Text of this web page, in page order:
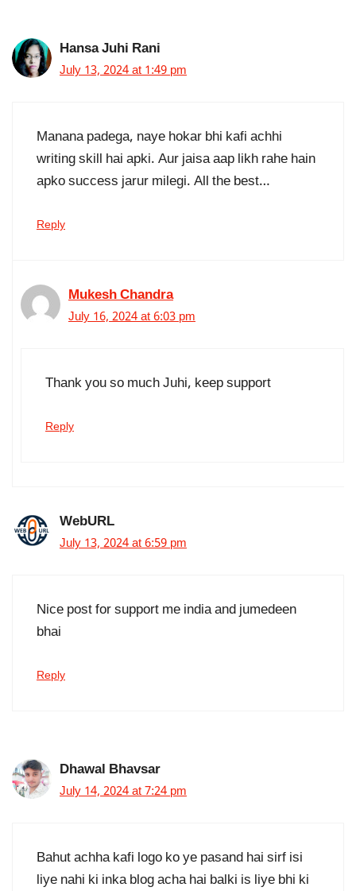
Hansa Juhi Rani
July 13, 2024 at 1:49 pm
Manana padega, naye hokar bhi kafi achhi
writing skill hai apki. Aur jaisa aap likh rahe hain
apko success jarur milegi. All the best…
Reply
Mukesh Chandra
July 16, 2024 at 6:03 pm
Thank you so much Juhi, keep support
Reply
WebURL
July 13, 2024 at 6:59 pm
Nice post for support me india and jumedeen
bhai
Reply
Dhawal Bhavsar
July 14, 2024 at 7:24 pm
Bahut achha kafi logo ko ye pasand hai sirf isi
liye nahi ki inka blog acha hai balki is liye bhi ki